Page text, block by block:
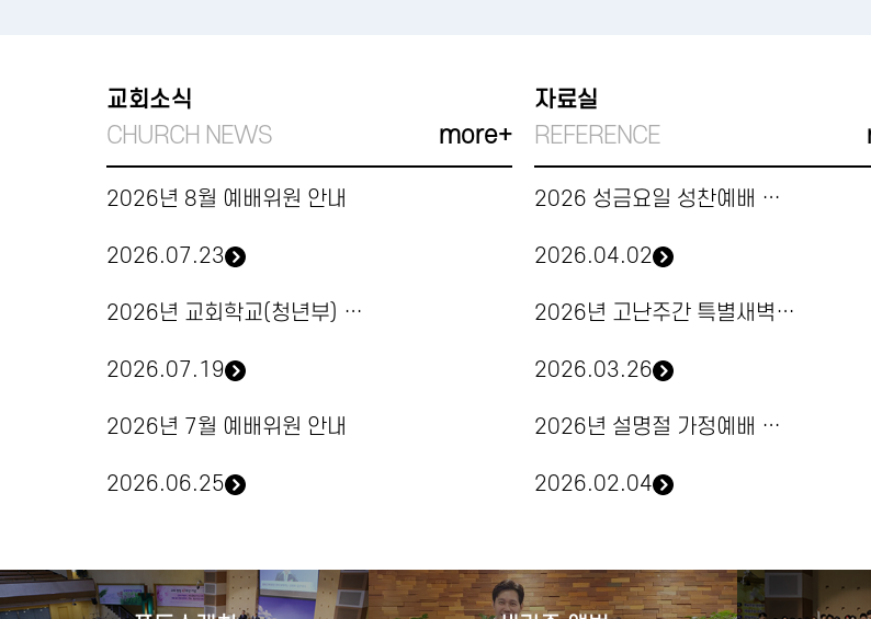
교회소식
CHURCH NEWS more+
2026년 8월 예배위원 안내
2026.07.23
2026년 교회학교(청년부) 여름성경학교 & 수련회 안내
2026.07.19
2026년 7월 예배위원 안내
2026.06.25
자료실
REFERENCE
2026 성금요일 성찬예배 순서지
2026.04.02
2026년 고난주간 특별새벽기도회 순서지
2026.03.26
2026년 설명절 가정예배 순서지
2026.02.04